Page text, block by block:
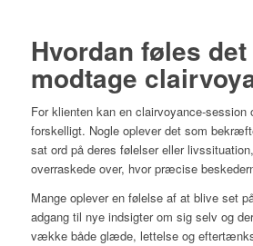
Hvordan føles
modtage
For klienten kan en clairvoyance-session
forskelligt. Nogle oplever det som
sat ord på deres følelser eller
overraskede over, hvor præcise
Mange oplever en følelse af at blive set
adgang til nye indsigter om sig selv og
vække både glæde, lettelse og